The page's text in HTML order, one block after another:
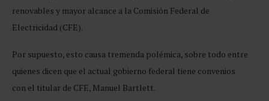
renovables y mayor alcance a la Comisión Federal de
Electricidad (CFE).
Por supuesto, esto causa tremenda polémica, sobre todo entre
quienes dicen que el actual gobierno federal tiene convenios
con el titular de CFE, Manuel Bartlett.